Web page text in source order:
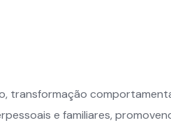
transformação
e familiares,